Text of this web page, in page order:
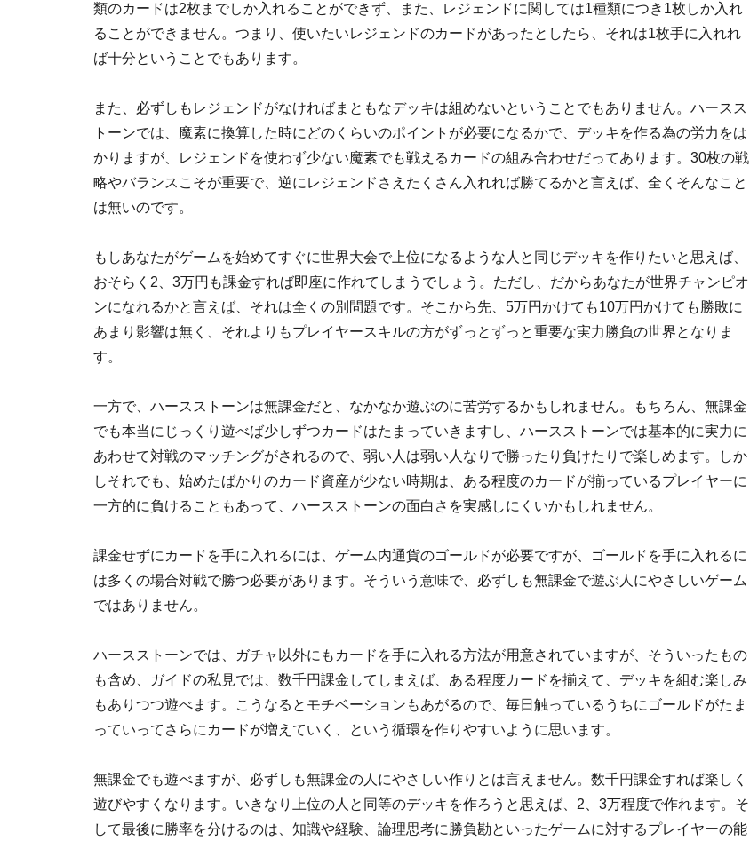
類のカードは2枚までしか入れることができず、また、レジェンドに関しては1種類につき1枚しか入れ
ることができません。つまり、使いたいレジェンドのカードがあったとしたら、それは1枚手に入れれ
ば十分ということでもあります。
また、必ずしもレジェンドがなければまともなデッキは組めないということでもありません。ハースス
トーンでは、魔素に換算した時にどのくらいのポイントが必要になるかで、デッキを作る為の労力をは
かりますが、レジェンドを使わず少ない魔素でも戦えるカードの組み合わせだってあります。30枚の戦
略やバランスこそが重要で、逆にレジェンドさえたくさん入れれば勝てるかと言えば、全くそんなこと
は無いのです。
もしあなたがゲームを始めてすぐに世界大会で上位になるような人と同じデッキを作りたいと思えば、
おそらく2、3万円も課金すれば即座に作れてしまうでしょう。ただし、だからあなたが世界チャンピオ
ンになれるかと言えば、それは全くの別問題です。そこから先、5万円かけても10万円かけても勝敗に
あまり影響は無く、それよりもプレイヤースキルの方がずっとずっと重要な実力勝負の世界となりま
す。
一方で、ハースストーンは無課金だと、なかなか遊ぶのに苦労するかもしれません。もちろん、無課金
でも本当にじっくり遊べば少しずつカードはたまっていきますし、ハースストーンでは基本的に実力に
あわせて対戦のマッチングがされるので、弱い人は弱い人なりで勝ったり負けたりで楽しめます。しか
しそれでも、始めたばかりのカード資産が少ない時期は、ある程度のカードが揃っているプレイヤーに
一方的に負けることもあって、ハースストーンの面白さを実感しにくいかもしれません。
課金せずにカードを手に入れるには、ゲーム内通貨のゴールドが必要ですが、ゴールドを手に入れるに
は多くの場合対戦で勝つ必要があります。そういう意味で、必ずしも無課金で遊ぶ人にやさしいゲーム
ではありません。
ハースストーンでは、ガチャ以外にもカードを手に入れる方法が用意されていますが、そういったもの
も含め、ガイドの私見では、数千円課金してしまえば、ある程度カードを揃えて、デッキを組む楽しみ
もありつつ遊べます。こうなるとモチベーションもあがるので、毎日触っているうちにゴールドがたま
っていってさらにカードが増えていく、という循環を作りやすいように思います。
無課金でも遊べますが、必ずしも無課金の人にやさしい作りとは言えません。数千円課金すれば楽しく
遊びやすくなります。いきなり上位の人と同等のデッキを作ろうと思えば、2、3万程度で作れます。そ
して最後に勝率を分けるのは、知識や経験、論理思考に勝負勘といったゲームに対するプレイヤーの能